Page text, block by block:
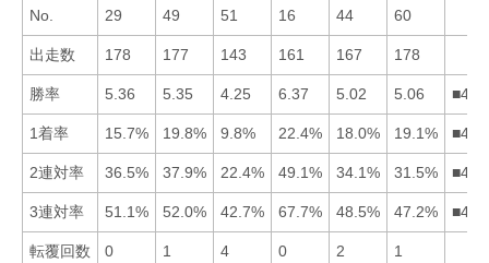
No. 29 49 51 16 44 60
出走数 178 177 143 161 167 178
勝率 5.36 5.35 4.25 6.37 5.02 5.06
1着率 15.7% 19.8% 9.8% 22.4% 18.0% 19.1%
2連対率 36.5% 37.9% 22.4% 49.1% 34.1% 31.5%
3連対率 51.1% 52.0% 42.7% 67.7% 48.5% 47.2%
転覆回数 0 1 4 0 2 1